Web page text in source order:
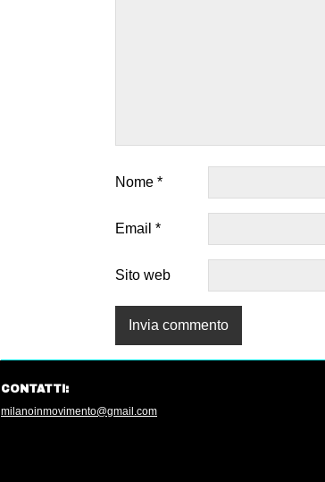
Nome *
Email *
Sito web
CONTATTI:
milanoinmovimento@gmail.com